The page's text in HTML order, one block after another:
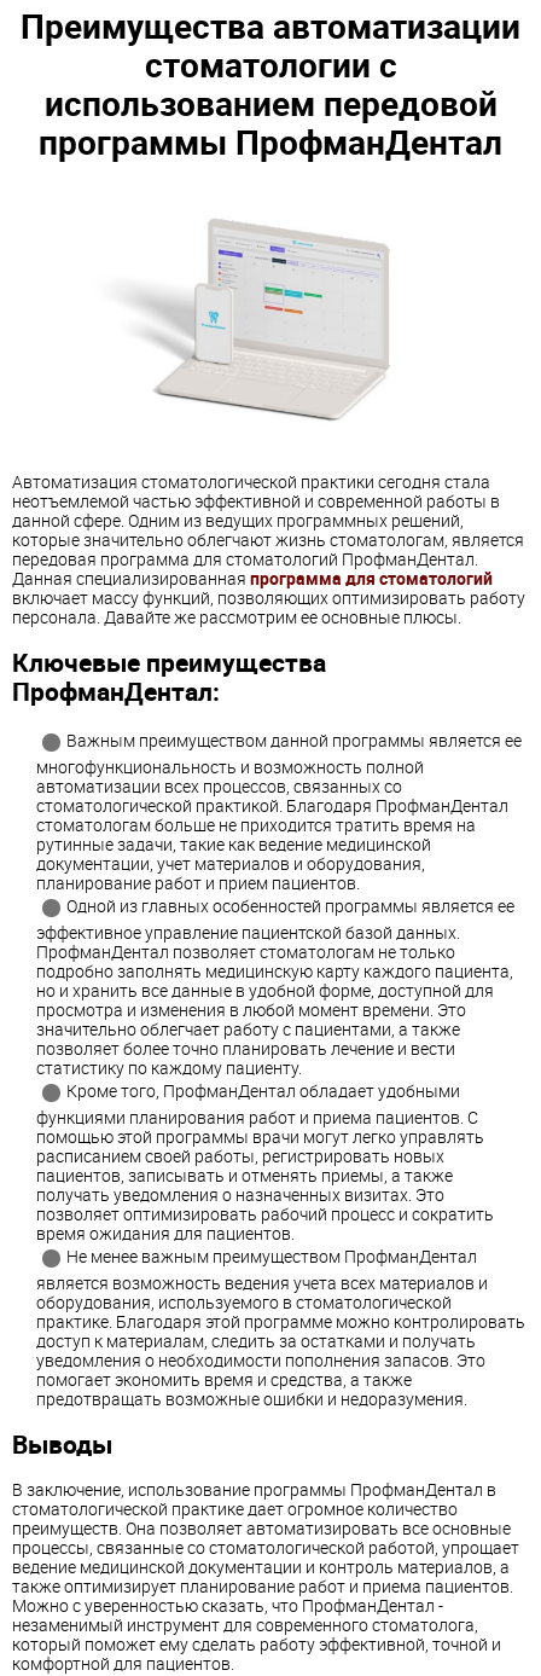
Преимущества автоматизации
стоматологии с
использованием передовой
программы ПрофманДентал
Автоматизация стоматологической практики сегодня стала
неотъемлемой частью эффективной и современной работы в
данной сфере. Одним из ведущих программных решений,
которые значительно облегчают жизнь стоматологам, является
передовая программа для стоматологий ПрофманДентал.
Данная специализированная программа для стоматологий
включает массу функций, позволяющих оптимизировать работу
персонала. Давайте же рассмотрим ее основные плюсы.
Ключевые преимущества
ПрофманДентал:
Важным преимуществом данной программы является ее
многофункциональность и возможность полной
автоматизации всех процессов, связанных со
стоматологической практикой. Благодаря ПрофманДентал
стоматологам больше не приходится тратить время на
рутинные задачи, такие как ведение медицинской
документации, учет материалов и оборудования,
планирование работ и прием пациентов.
Одной из главных особенностей программы является ее
эффективное управление пациентской базой данных.
ПрофманДентал позволяет стоматологам не только
подробно заполнять медицинскую карту каждого пациента,
но и хранить все данные в удобной форме, доступной для
просмотра и изменения в любой момент времени. Это
значительно облегчает работу с пациентами, а также
позволяет более точно планировать лечение и вести
статистику по каждому пациенту.
Кроме того, ПрофманДентал обладает удобными
функциями планирования работ и приема пациентов. С
помощью этой программы врачи могут легко управлять
расписанием своей работы, регистрировать новых
пациентов, записывать и отменять приемы, а также
получать уведомления о назначенных визитах. Это
позволяет оптимизировать рабочий процесс и сократить
время ожидания для пациентов.
Не менее важным преимуществом ПрофманДентал
является возможность ведения учета всех материалов и
оборудования, используемого в стоматологической
практике. Благодаря этой программе можно контролировать
доступ к материалам, следить за остатками и получать
уведомления о необходимости пополнения запасов. Это
помогает экономить время и средства, а также
предотвращать возможные ошибки и недоразумения.
Выводы
В заключение, использование программы ПрофманДентал в
стоматологической практике дает огромное количество
преимуществ. Она позволяет автоматизировать все основные
процессы, связанные со стоматологической работой, упрощает
ведение медицинской документации и контроль материалов, а
также оптимизирует планирование работ и приема пациентов.
Можно с уверенностью сказать, что ПрофманДентал -
незаменимый инструмент для современного стоматолога,
который поможет ему сделать работу эффективной, точной и
комфортной для пациентов.